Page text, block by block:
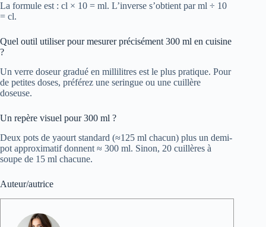
La formule est : cl × 10 = ml. L’inverse s’obtient par ml ÷ 10
= cl.
Quel outil utiliser pour mesurer précisément 300 ml en cuisine
?
Un verre doseur gradué en millilitres est le plus pratique. Pour
de petites doses, préférez une seringue ou une cuillère
doseuse.
Un repère visuel pour 300 ml ?
Deux pots de yaourt standard (≈125 ml chacun) plus un demi-
pot approximatif donnent ≈ 300 ml. Sinon, 20 cuillères à
soupe de 15 ml chacune.
Auteur/autrice